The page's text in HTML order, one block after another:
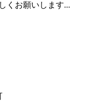
くお願いします...